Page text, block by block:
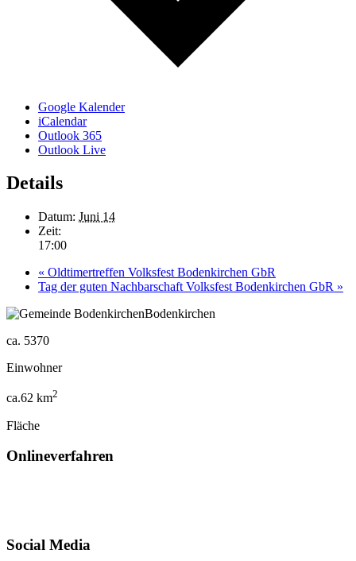
Google Kalender
iCalendar
Outlook 365
Outlook Live
Details
Datum: Juni 14
Zeit:
17:00
« Oldtimertreffen Volksfest Bodenkirchen GbR
Tag der guten Nachbarschaft Volksfest Bodenkirchen GbR »
Bodenkirchen
ca. 5370
Einwohner
ca.62 km2
Fläche
Onlineverfahren
Social Media